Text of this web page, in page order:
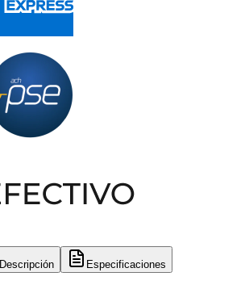
Descripción Especificaciones